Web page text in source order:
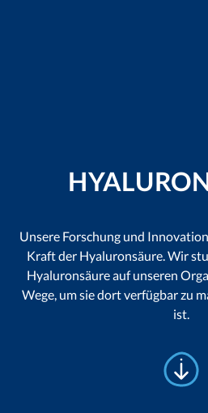
Unsere Forschung und
Kraft der Hyaluronsäure. Wir
Hyaluronsäure auf unseren
Wege, um sie dort verfügbar zu
ist.